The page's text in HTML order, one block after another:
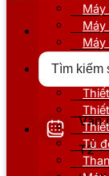
Văn
T2 -
Máy
Tủ